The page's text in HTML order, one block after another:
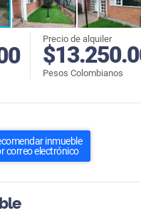
Precio de alquiler
Pesos Colombianos
inmueble
correo electrónico